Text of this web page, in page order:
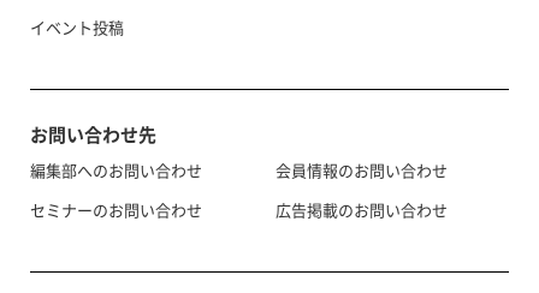
イベント投稿
お問い合わせ先
編集部へのお問い合わせ
セミナーのお問い合わせ
会員情報のお問い合わせ
広告掲載のお問い合わせ